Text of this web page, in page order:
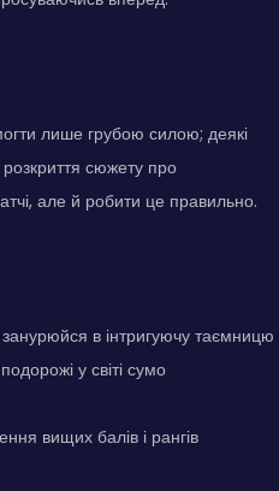
лише грубою силою; деякі
розкриття сюжету про
але й робити це правильно.
в інтригуючу таємницю
у світі сумо
вищих балів і рангів